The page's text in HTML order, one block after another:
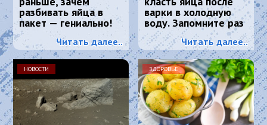
разбивать яйца в
пакет — гениально!
Читать далее..
варки в холодную
воду. Запомните раз
и навсегда
Читать далее..
НОВОСТИ ЗДОРОВЬЕ